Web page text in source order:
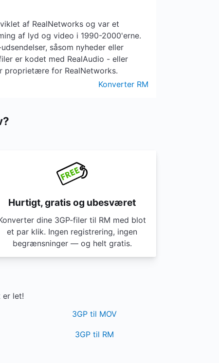
af RealNetworks og var et
af lyd og video i 1990-2000'erne.
såsom nyheder eller
er kodet med RealAudio - eller
proprietære for RealNetworks.
Konverter RM
Hurtigt, gratis og ubesværet
dine 3GP-filer til RM med blot
et par klik. Ingen registrering, ingen
begrænsninger — og helt gratis.
er let!
3GP til MOV
3GP til RM